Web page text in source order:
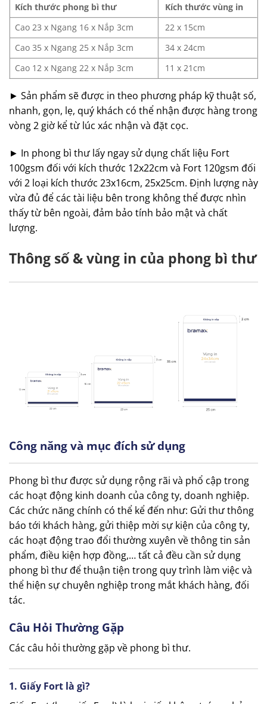
Kích thước phong bì thư
Kích thước vùng in
Cao 23 x Ngang 16 x Nắp 3cm
22 x 15cm
Cao 35 x Ngang 25 x Nắp 3cm
34 x 24cm
Cao 12 x Ngang 22 x Nắp 3cm
11 x 21cm
► Sản phẩm sẽ được in theo phương pháp kỹ thuật số,
nhanh, gọn, lẹ, quý khách có thể nhận được hàng trong
vòng 2 giờ kể từ lúc xác nhận và đặt cọc.
► In phong bì thư lấy ngay sử dụng chất liệu Fort
100gsm đối với kích thước 12x22cm và Fort 120gsm đối
với 2 loại kích thước 23x16cm, 25x25cm. Định lượng này
vừa đủ để các tài liệu bên trong không thể được nhìn
thấy từ bên ngoài, đảm bảo tính bảo mật và chất
lượng.
Thông số & vùng in của phong bì thư
Công năng và mục đích sử dụng
Phong bì thư được sử dụng rộng rãi và phổ cập trong
các hoạt động kinh doanh của công ty, doanh nghiệp.
Các chức năng chính có thể kể đến như: Gửi thư thông
báo tới khách hàng, gửi thiệp mời sự kiện của công ty,
các hoạt động trao đổi thường xuyên về thông tin sản
phẩm, điều kiện hợp đồng,… tất cả đều cần sử dụng
phong bì thư để thuận tiện trong quy trình làm việc và
thể hiện sự chuyên nghiệp trong mắt khách hàng, đối
tác.
Câu Hỏi Thường Gặp
Các câu hỏi thường gặp về phong bì thư.
1. Giấy Fort là gì?